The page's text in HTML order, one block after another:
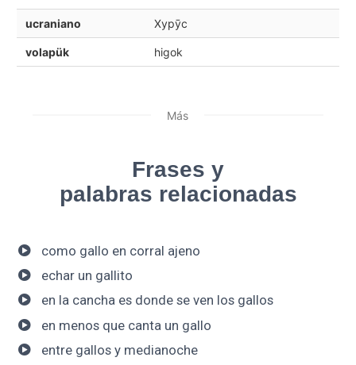
ucraniano Хурӯс
volapük higok
Más
Frases y
palabras relacionadas
como gallo en corral ajeno
echar un gallito
en la cancha es donde se ven los gallos
en menos que canta un gallo
entre gallos y medianoche